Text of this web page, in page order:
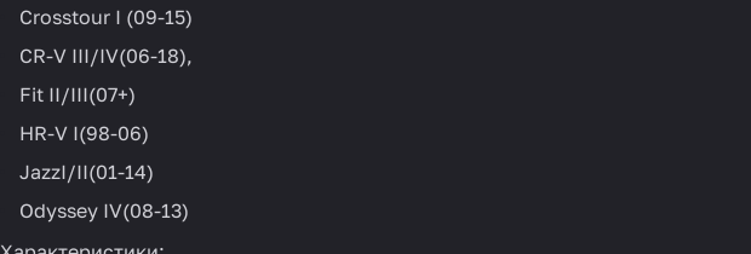
Crosstour I (09-15)
CR-V III/IV(06-18),
Fit II/III(07+)
HR-V I(98-06)
JazzI/II(01-14)
Odyssey IV(08-13)